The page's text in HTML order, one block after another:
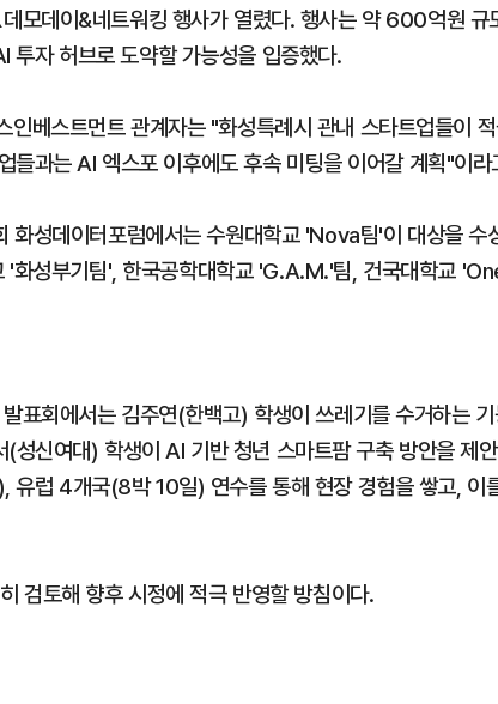
모데이&네트워킹 행사가 열렸다. 행사는 약 600억원 규
자 허브로 도약할 가능성을 입증했다.
인베스트먼트 관계자는 "화성특례시 관내 스타트업들이
들과는 AI 엑스포 이후에도 후속 미팅을 이어갈 계획"이라
성데이터포럼에서는 수원대학교 'Nova팀'이 대상을 수
'화성부기팀', 한국공학대학교 'G.A.M.'팀, 건국대학교
표회에서는 김주연(한백고) 학생이 쓰레기를 수거하는
성신여대) 학생이 AI 기반 청년 스마트팜 구축 방안을 제
유럽 4개국(8박 10일) 연수를 통해 현장 경험을 쌓고, 이
검토해 향후 시정에 적극 반영할 방침이다.